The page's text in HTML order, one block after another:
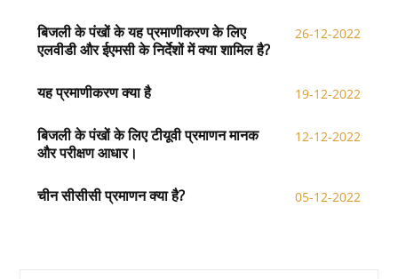
बिजली के पंखों के यह प्रमाणीकरण के लिए
एलवीडी और ईएमसी के निर्देशों में क्या शामिल है?
26-12-2022
यह प्रमाणीकरण क्या है 19-12-2022
बिजली के पंखों के लिए टीयूवी प्रमाणन मानक
और परीक्षण आधार।
12-12-2022
चीन सीसीसी प्रमाणन क्या है? 05-12-2022